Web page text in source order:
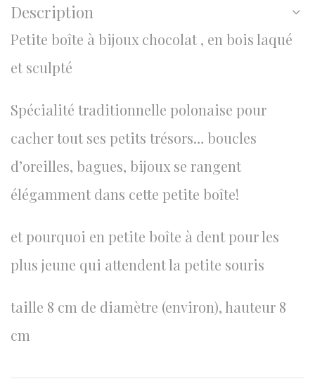
Description
Petite boîte à bijoux chocolat , en bois laqué
et sculpté
Spécialité traditionnelle polonaise pour
cacher tout ses petits trésors… boucles
d’oreilles, bagues, bijoux se rangent
élégamment dans cette petite boîte!
et pourquoi en petite boîte à dent pour les
plus jeune qui attendent la petite souris
taille 8 cm de diamètre (environ), hauteur 8
cm